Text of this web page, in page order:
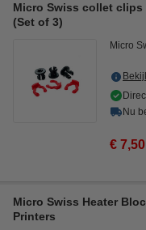
Micro Swiss collet clips
(Set of 3)
Micro
Nu
€ 7,50
Micro Swiss Heater
Printers